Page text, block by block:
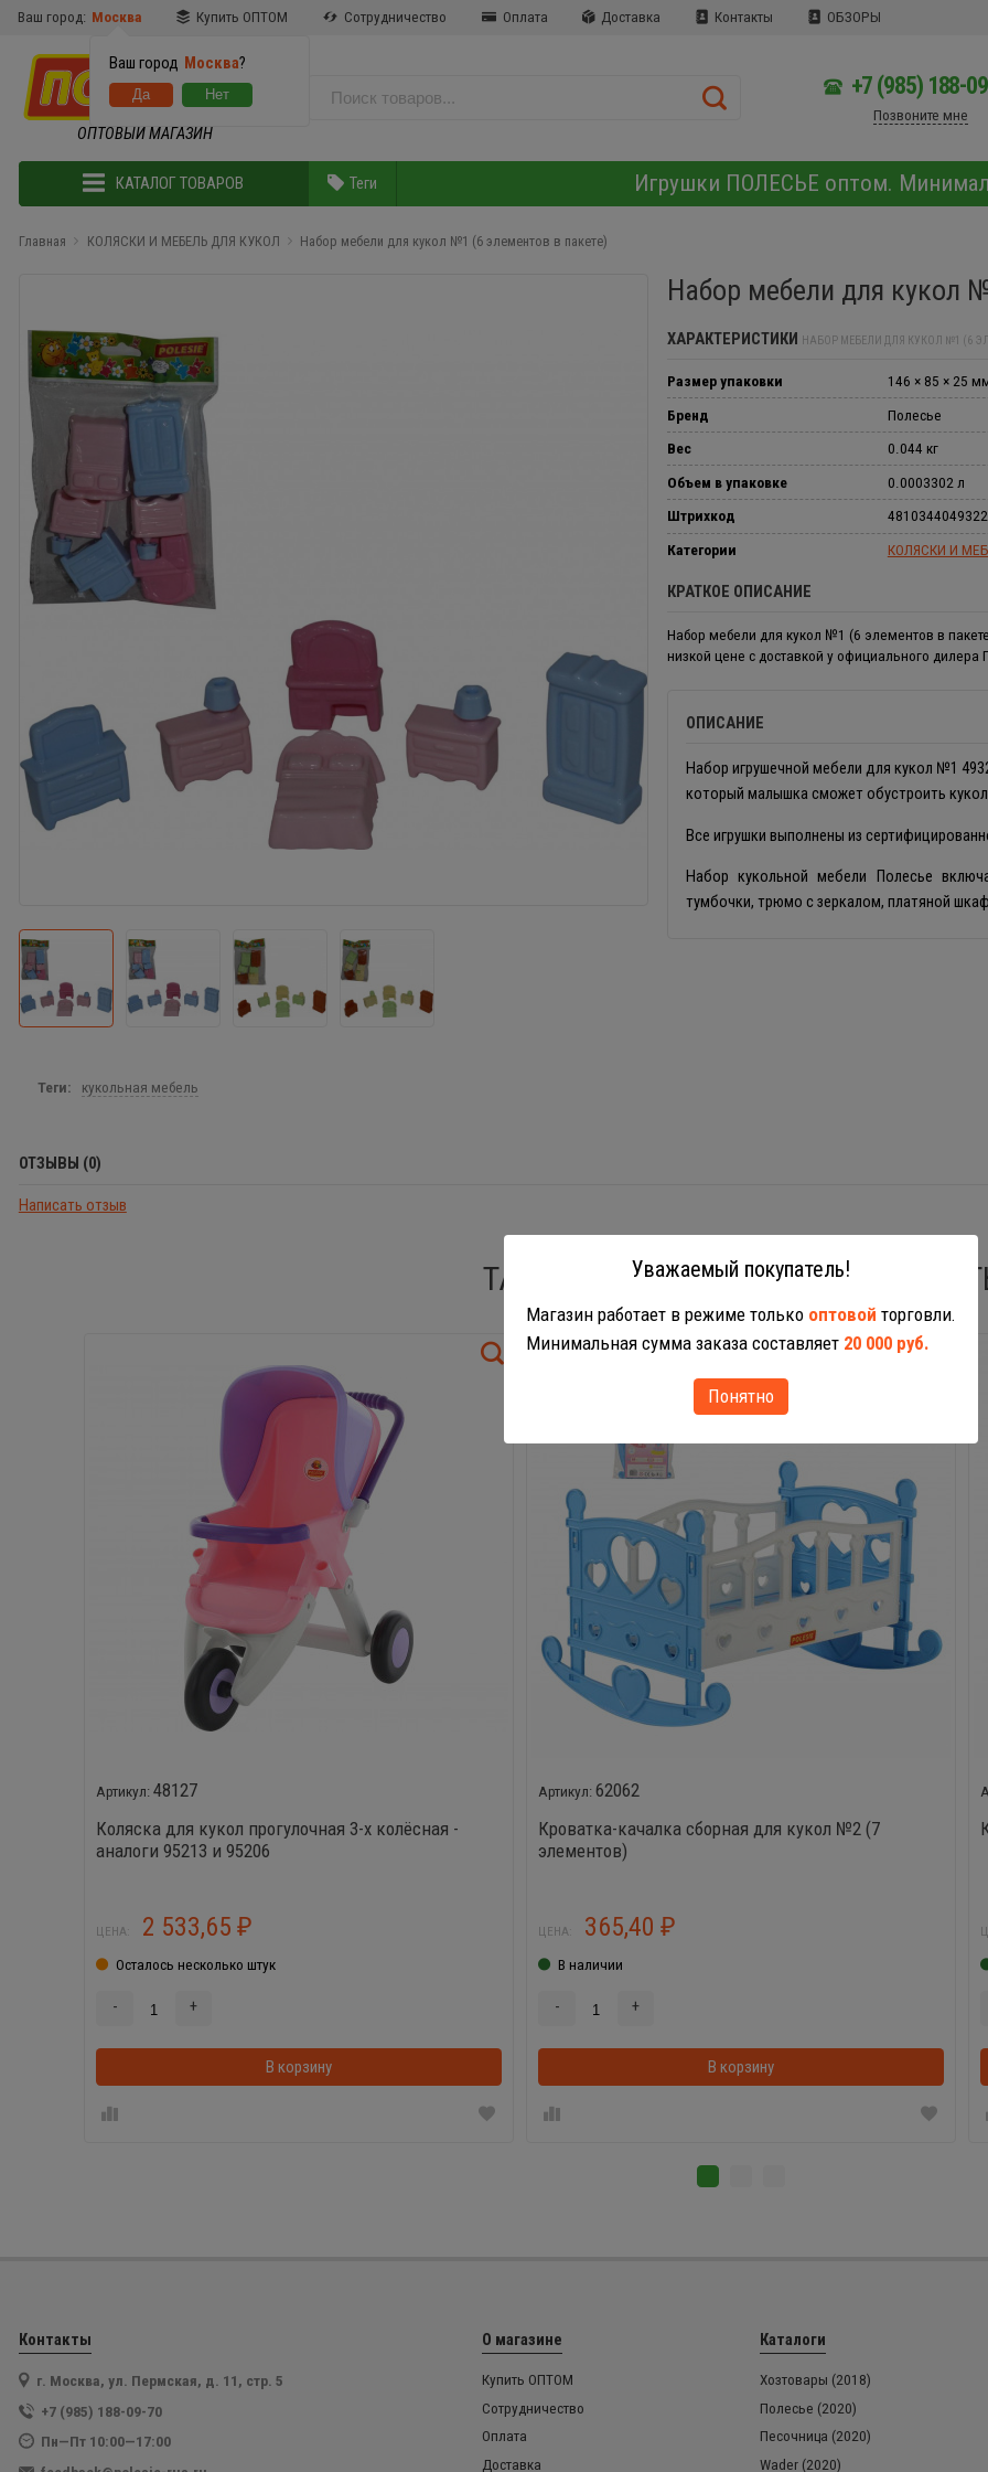
Ваш город: Москва
Ваш город Москва?
Купить ОПТОМ Сотрудничество Оплата Доставка Контакты ОБЗОРЫ
ОПТОВЫЙ МАГАЗИН
+7 (985) 188-
Позвоните мне
КАТАЛОГ ТОВАРОВ Теги Игрушки ПОЛЕСЬЕ оптом.
Главная КОЛЯСКИ И МЕБЕЛЬ ДЛЯ КУКОЛ Набор мебели для кукол №1 (6 элементов в пакете)
Набор мебели для кукол
ХАРАКТЕРИСТИКИ НАБОР МЕБЕЛИ ДЛЯ КУКОЛ №1 (6
Размер упаковки
146 × 85 × 25
Бренд
Полесье
Вес
0.044 кг
Объем в упаковке
0.0003302 л
Штрихкод
4810344049322
Категории
КОЛЯСКИ И
КРАТКОЕ ОПИСАНИЕ
Набор мебели для кукол №1 (6 элементов в
низкой цене с доставкой у официального дилера
ОПИСАНИЕ
Набор игрушечной мебели для кукол №1
который малышка сможет обустроить
Все игрушки выполнены из
Набор кукольной мебели Полесье
тумбочки, трюмо с зеркалом, платяной
Теги: кукольная мебель
ОТЗЫВЫ (0)
Написать отзыв
ТАКЖЕ ВАС МОГУТ
48127
Коляска для кукол прогулочная 3-х колёсная -
аналоги 95213 и 95206
ЦЕНА: 2 533,65 ₽
Осталось несколько штук
- +
В корзину В корзинке
62062
Кроватка-качалка сборная для кукол №2 (7
элементов)
ЦЕНА: 365,40 ₽
В наличии
- +
В корзину
Контакты
г. Москва, ул. Пермская, д. 11, стр. 5
+7 (985) 188-09-70
Пн—Пт 10:00—17:00
О магазине
Купить ОПТОМ
Сотрудничество
Оплата
Доставка
Каталоги
Хозтовары (2018)
Полесье (2020)
Песочница (2020)
Wader (2020)
Уважаемый покупатель!
Магазин работает в режиме только оптовой торговли.
Минимальная сумма заказа составляет 20 000 руб.
Понятно